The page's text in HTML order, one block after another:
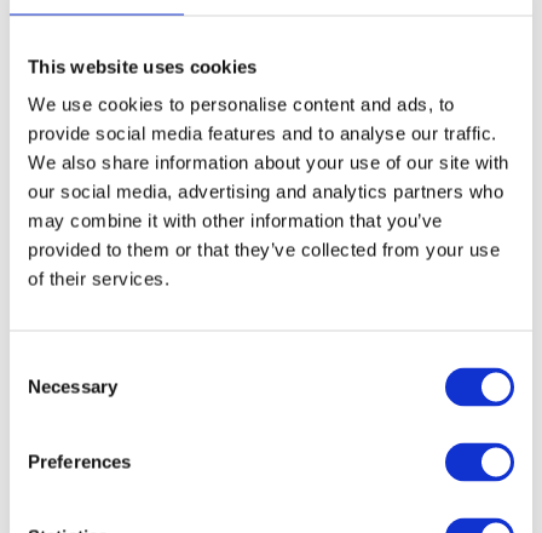
This website uses cookies
We use cookies to personalise content and ads, to
provide social media features and to analyse our traffic.
We also share information about your use of our site with
our social media, advertising and analytics partners who
may combine it with other information that you’ve
provided to them or that they’ve collected from your use
of their services.
Selection
Necessary
Preferences
14 DAGEN RETOURTERMIJN
350m2 FYSIEKE WINKEL
24/7 ONLINE WINKELEN
Productomschrijving